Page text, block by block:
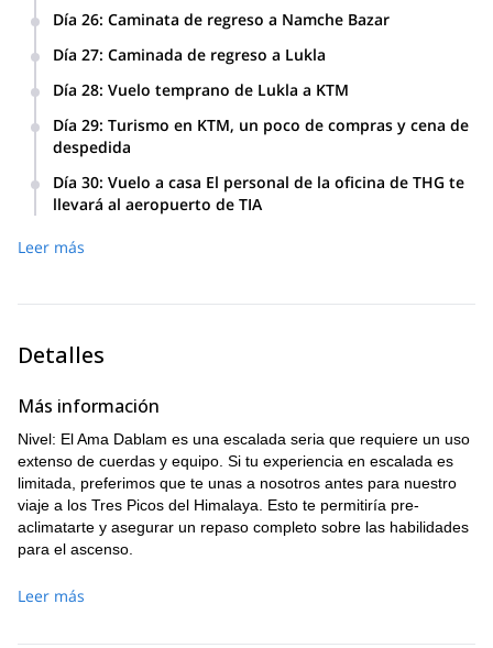
1(5,700m) Campamento 2 (5,900m) Campamento 3
(6,300m)
Día 26: Caminata de regreso a Namche Bazar
Día 27: Caminada de regreso a Lukla
Día 28: Vuelo temprano de Lukla a KTM
Día 29: Turismo en KTM, un poco de compras y cena de
despedida
Día 30: Vuelo a casa El personal de la oficina de THG te
llevará al aeropuerto de TIA
Leer más
Detalles
Más información
Nivel: El Ama Dablam es una escalada seria que requiere un uso
extenso de cuerdas y equipo. Si tu experiencia en escalada es
limitada, preferimos que te unas a nosotros antes para nuestro
viaje a los Tres Picos del Himalaya. Esto te permitiría pre-
aclimatarte y asegurar un repaso completo sobre las habilidades
para el ascenso.
Leer más